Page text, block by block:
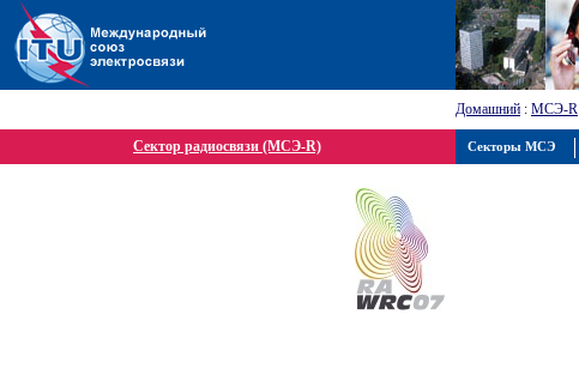
Домашний : МСЭ-R
Сектор радиосвязи (МСЭ-R) Секторы МСЭ